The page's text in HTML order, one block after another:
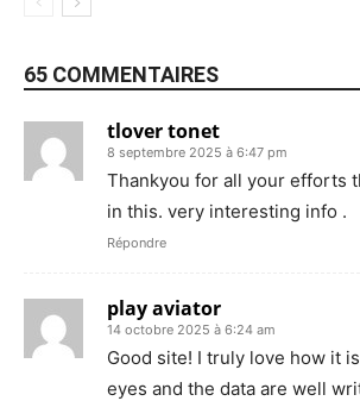
65 COMMENTAIRES
tlover tonet
8 septembre 2025 à 6:47 pm
Thankyou for all your efforts
in this. very interesting info .
Répondre
play aviator
14 octobre 2025 à 6:24 am
Good site! I truly love how it
eyes and the data are well